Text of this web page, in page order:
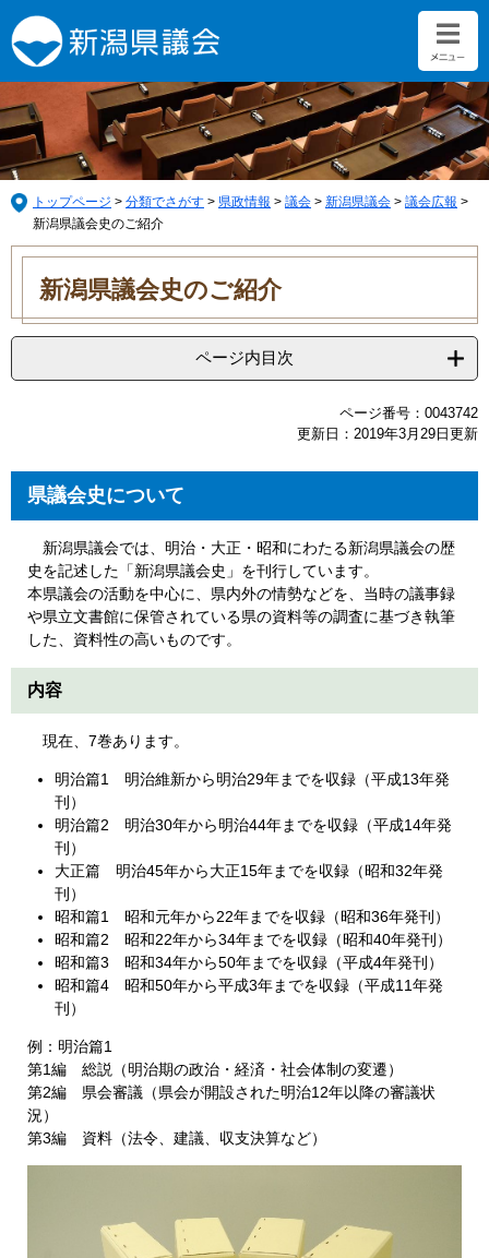
ー
ジ
の
先
頭
で
す。
ニ
ュ
ー
を
飛
ば
し
て
トップページ > 分類でさがす > 県政情報 > 議会 > 新潟県議会 > 議会広報 >
新潟県議会史のご紹介
本
新潟県議会史のご紹介
ページ内目次
ページ番号：0043742
更新日：2019年3月29日更新
県議会史について
新潟県議会では、明治・大正・昭和にわたる新潟県議会の歴
史を記述した「新潟県議会史」を刊行しています。
本県議会の活動を中心に、県内外の情勢などを、当時の議事録
や県立文書館に保管されている県の資料等の調査に基づき執筆
した、資料性の高いものです。
内容
現在、7巻あります。
明治篇1 明治維新から明治29年までを収録（平成13年発
刊）
明治篇2 明治30年から明治44年までを収録（平成14年発
刊）
大正篇 明治45年から大正15年までを収録（昭和32年発
刊）
昭和篇1 昭和元年から22年までを収録（昭和36年発刊）
昭和篇2 昭和22年から34年までを収録（昭和40年発刊）
昭和篇3 昭和34年から50年までを収録（平成4年発刊）
昭和篇4 昭和50年から平成3年までを収録（平成11年発
刊）
例：明治篇1
第1編 総説（明治期の政治・経済・社会体制の変遷）
第2編 県会審議（県会が開設された明治12年以降の審議状
況）
第3編 資料（法令、建議、収支決算など）